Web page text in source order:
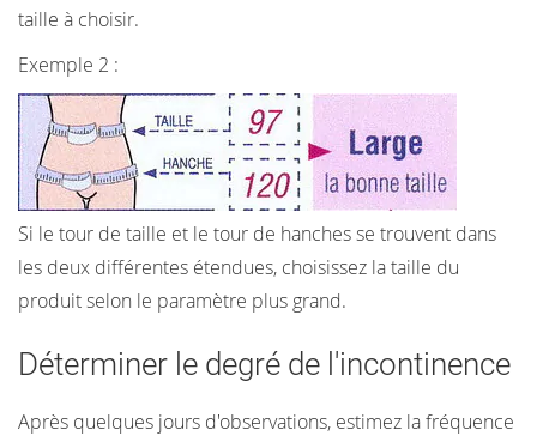
taille à choisir.
Exemple 2 :
Si le tour de taille et le tour de hanches se trouvent dans
les deux différentes étendues, choisissez la taille du
produit selon le paramètre plus grand.
Déterminer le degré de l'incontinence
Après quelques jours d'observations, estimez la fréquence